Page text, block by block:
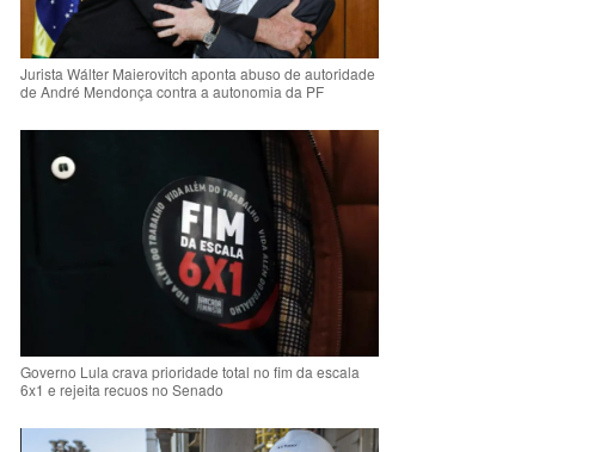
Jurista Wálter Maierovitch aponta abuso de autoridade
de André Mendonça contra a autonomia da PF
Governo Lula crava prioridade total no fim da escala
6x1 e rejeita recuos no Senado